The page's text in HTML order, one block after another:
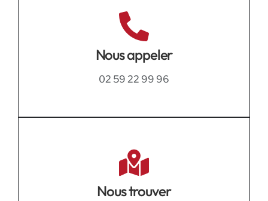
Nous appeler
02 59 22 99 96
Nous trouver